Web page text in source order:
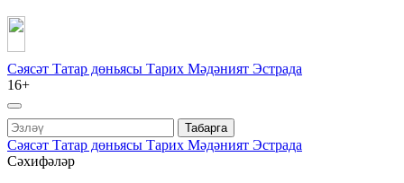
Сәясәт Татар дөньясы Тарих Мәдәният Эстрада
16+
Табарга
Сәясәт Татар дөньясы Тарих Мәдәният Эстрада
Сәхифәләр